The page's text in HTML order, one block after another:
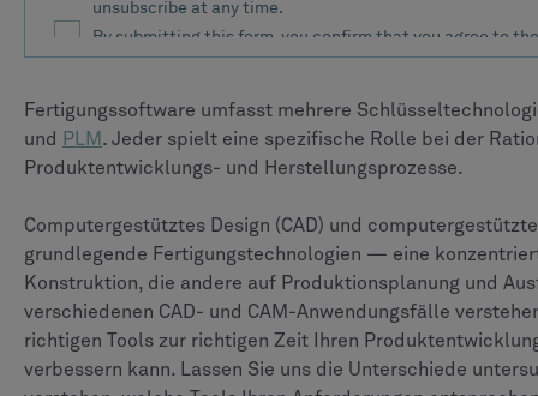
Fertigungssoftware umfasst mehrere
und
PLM . Jeder spielt eine spezifische Rolle bei der
Produktentwicklungs- und Herstellungsprozesse.
Computergestütztes Design (CAD) und
grundlegende Fertigungstechnologien — eine
Konstruktion, die andere auf Produktionsplanung und
verschiedenen CAD- und CAM-Anwendungsfälle
richtigen Tools zur richtigen Zeit Ihren
verbessern kann. Lassen Sie uns die Unterschiede